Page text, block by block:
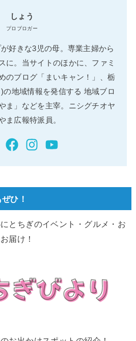
しょう
プロブロガー
好きな3児の母。専業主婦から
に。当サイトのほかに、ファミ
のブログ「まいキャン！」、栃
の地域情報を発信する 地域ブロ
ま」などを主宰。ニシグチオヤ
ま広報特派員。
ひ！
とちぎのイベント・グルメ・お
届け！